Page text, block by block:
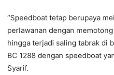
“Speedboat tetap berupaya
perlawanan dengan
hingga terjadi saling tabrak di
BC 1288 dengan speedboat
Syarif.